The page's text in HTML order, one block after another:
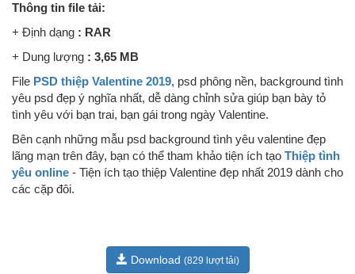
Thông tin file tải:
+ Định dạng : RAR
+ Dung lượng : 3,65 MB
File PSD thiệp Valentine 2019, psd phông nền, background tình
yêu psd đẹp ý nghĩa nhất, dễ dàng chỉnh sửa giúp bạn bày tỏ
tình yêu với bạn trai, bạn gái trong ngày Valentine.
Bên cạnh những mẫu psd background tình yêu valentine đẹp
lãng mạn trên đây, bạn có thể tham khảo tiện ích tạo Thiệp tình
yêu online - Tiện ích tạo thiệp Valentine đẹp nhất 2019 dành cho
các cặp đôi.
Download (829 lượt tải)